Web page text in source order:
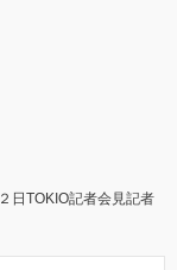
日TOKIO記者会見記者